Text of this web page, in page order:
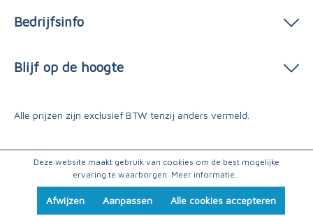
Bedrijfsinfo
Blijf op de hoogte
Alle prijzen zijn exclusief BTW tenzij anders vermeld.
Deze website maakt gebruik van cookies om de best mogelijke
ervaring te waarborgen. Meer informatie...
Afwijzen Aanpassen Alle cookies accepteren